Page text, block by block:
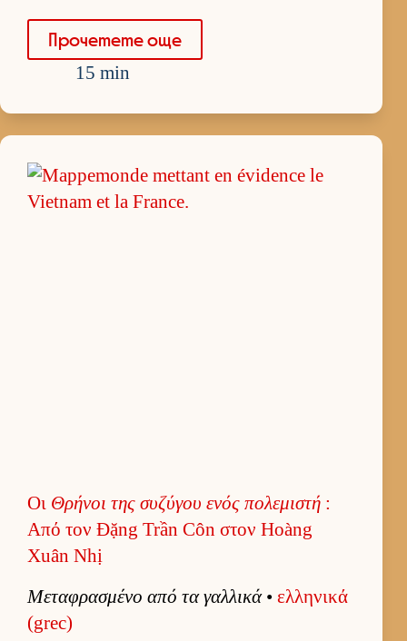
Про­че­тете още
15 min
Οι Θρήνοι της συζύγου ενός πολεμιστή :
Από τον Đặng Trần Côn στον Hoàng
Xuân Nhị
Μεταφρασμένο από τα γαλ­λικά• ελ­ληνικά
(grec)